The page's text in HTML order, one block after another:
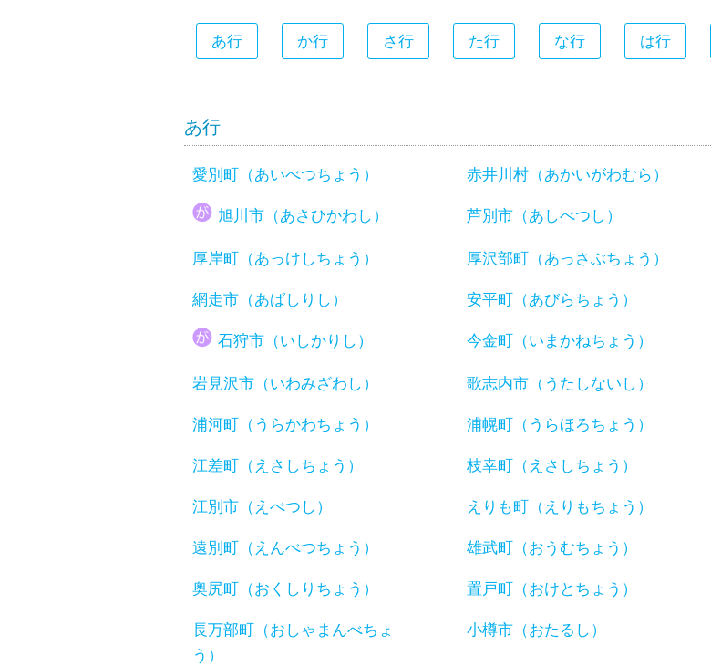
鹿児島県
沖縄県
あ行 か行 さ行 た行 な行 は行
あ行
愛別町（あいべつちょう） 赤井川村（あかいがわむら）
旭川市（あさひかわし） 芦別市（あしべつし）
厚岸町（あっけしちょう） 厚沢部町（あっさぶちょう）
網走市（あばしりし） 安平町（あびらちょう）
石狩市（いしかりし） 今金町（いまかねちょう）
岩見沢市（いわみざわし） 歌志内市（うたしないし）
浦河町（うらかわちょう） 浦幌町（うらほろちょう）
江差町（えさしちょう） 枝幸町（えさしちょう）
江別市（えべつし） えりも町（えりもちょう）
遠別町（えんべつちょう） 雄武町（おうむちょう）
奥尻町（おくしりちょう） 置戸町（おけとちょう）
長万部町（おしゃまんべちょ
う）
小樽市（おたるし）